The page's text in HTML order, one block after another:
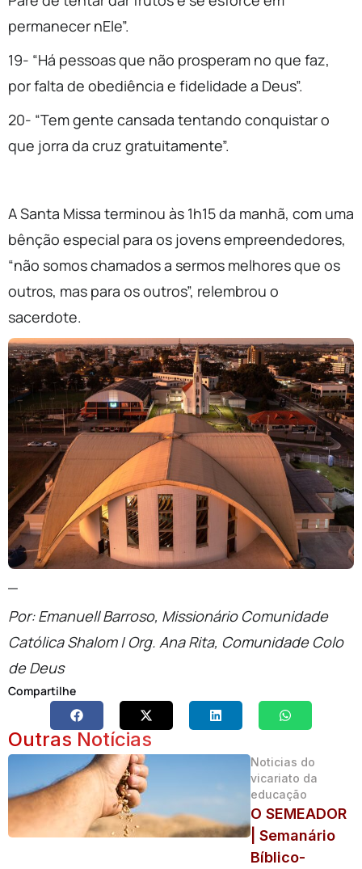
permanecer nEle”.
19- “Há pessoas que não prosperam no que faz,
por falta de obediência e fidelidade a Deus”.
20- “Tem gente cansada tentando conquistar o
que jorra da cruz gratuitamente”.
A Santa Missa terminou às 1h15 da manhã, com uma
bênção especial para os jovens empreendedores,
“não somos chamados a sermos melhores que os
outros, mas para os outros”, relembrou o
sacerdote.
Por: Emanuell Barroso, Missionário Comunidade
Católica Shalom | Org. Ana Rita, Comunidade Colo
de Deus
Compartilhe
Outras Notícias
Noticias do
vicariato da
educação
O SEMEADOR
| Semanário
Bíblico-